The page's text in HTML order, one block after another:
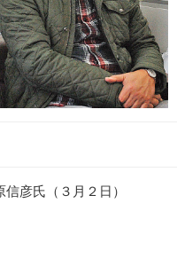
彦氏（３月２日）